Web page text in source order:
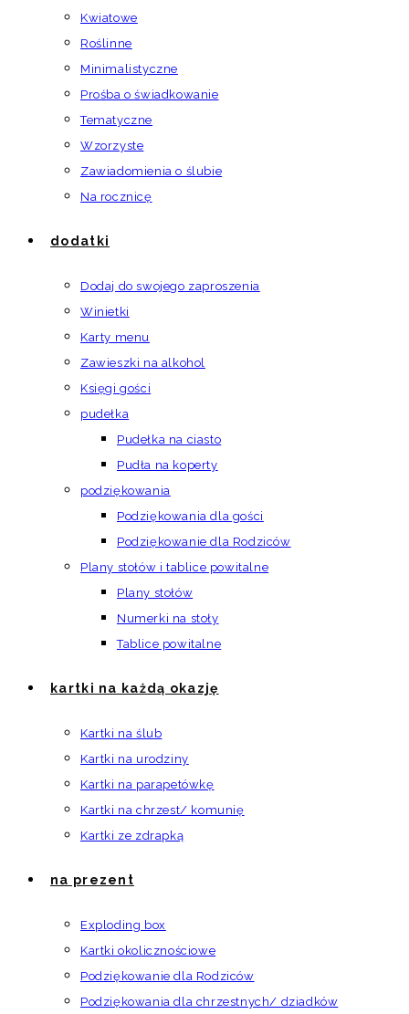
Kwiatowe
Roślinne
Minimalistyczne
Prośba o świadkowanie
Tematyczne
Wzorzyste
Zawiadomienia o ślubie
Na rocznicę
dodatki
Dodaj do swojego zaproszenia
Winietki
Karty menu
Zawieszki na alkohol
Księgi gości
pudełka
Pudełka na ciasto
Pudła na koperty
podziękowania
Podziękowania dla gości
Podziękowanie dla Rodziców
Plany stołów i tablice powitalne
Plany stołów
Numerki na stoły
Tablice powitalne
kartki na każdą okazję
Kartki na ślub
Kartki na urodziny
Kartki na parapetówkę
Kartki na chrzest/ komunię
Kartki ze zdrapką
na prezent
Exploding box
Kartki okolicznościowe
Podziękowanie dla Rodziców
Podziękowania dla chrzestnych/ dziadków